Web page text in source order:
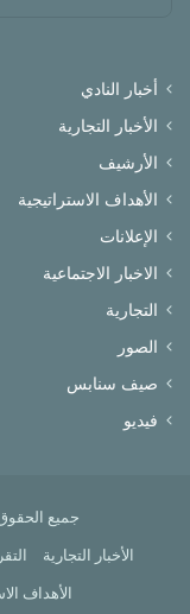
أخبار النادي
الأخبار التجارية
الأرشيف
الأهداف الاستراتيجية
الإعلانات
الاخبار الاجتماعية
التجارية
الصور
صيف سنابس
فيديو
جميع الحقوق
الأخبار التجارية
الأهداف